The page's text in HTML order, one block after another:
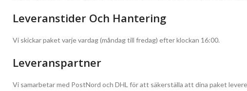
Leveranstider Och Hantering
Vi skickar paket varje vardag (måndag till fredag) efter klockan 16:00.
Leveranspartner
Vi samarbetar med PostNord och DHL för att säkerställa att dina paket